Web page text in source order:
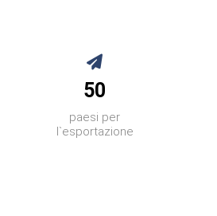
50
paesi per
l`esportazione